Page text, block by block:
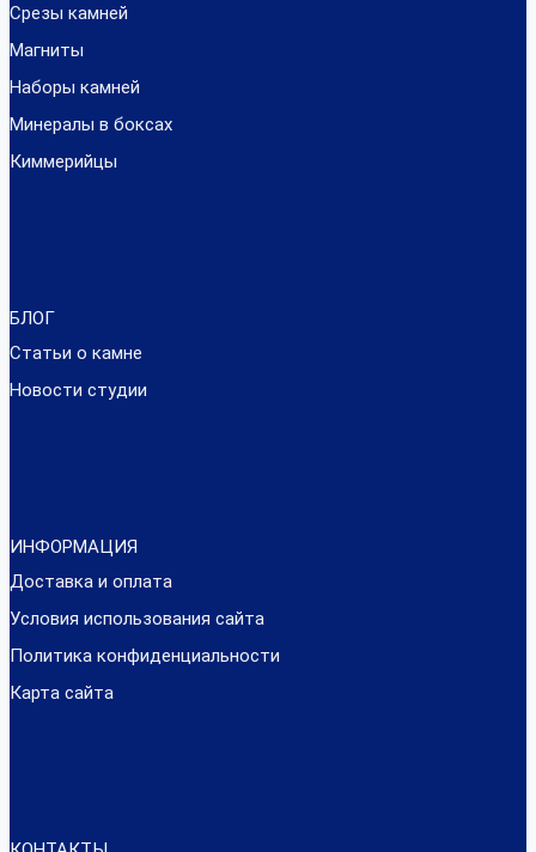
Срезы камней
Магниты
Наборы камней
Минералы в боксах
Киммерийцы
БЛОГ
Статьи о камне
Новости студии
ИНФОРМАЦИЯ
Доставка и оплата
Условия использования сайта
Политика конфиденциальности
Карта сайта